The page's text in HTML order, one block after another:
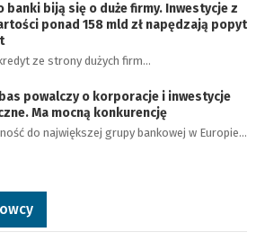
banki biją się o duże firmy. Inwestycje z
ponad 158 mld zł napędzają popyt
ze strony dużych firm…
powalczy o korporacje i inwestycje
Ma mocną konkurencję
do największej grupy bankowej w Europie…